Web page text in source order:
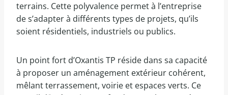
terrains. Cette polyvalence permet à l’entreprise
de s’adapter à différents types de projets, qu’ils
soient résidentiels, industriels ou publics.
Un point fort d’Oxantis TP réside dans sa capacité
à proposer un aménagement extérieur cohérent,
mêlant terrassement, voirie et espaces verts. Ce